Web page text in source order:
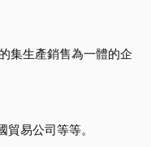
集生產銷售為一體的企
易公司等等。